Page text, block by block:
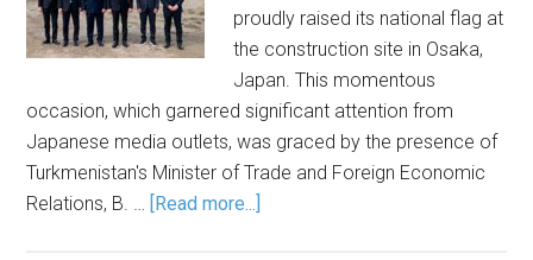
proudly raised its national flag at
the construction site in Osaka,
Japan. This momentous
occasion, which garnered significant attention from
Japanese media outlets, was graced by the presence of
Turkmenistan's Minister of Trade and Foreign Economic
Relations, B. … [Read more...]